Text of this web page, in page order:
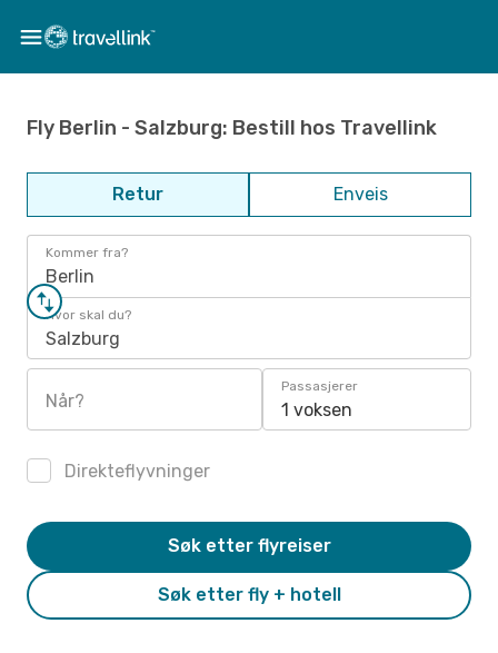
Fly Berlin - Salzburg: Bestill hos Travellink
Retur Enveis
Kommer fra?
Berlin
Hvor skal du?
Salzburg
Når?
Passasjerer
1 voksen
Direkteflyvninger
Søk etter fly + hotell
Søk etter flyreiser